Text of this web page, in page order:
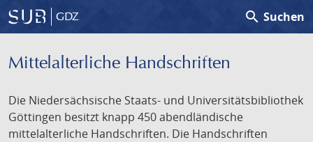
GDZ search Suchen
Mittelalterliche Handschriften
Die Niedersächsische Staats- und Universitätsbibliothek
Göttingen besitzt knapp 450 abendländische
mittelalterliche Handschriften. Die Handschriften